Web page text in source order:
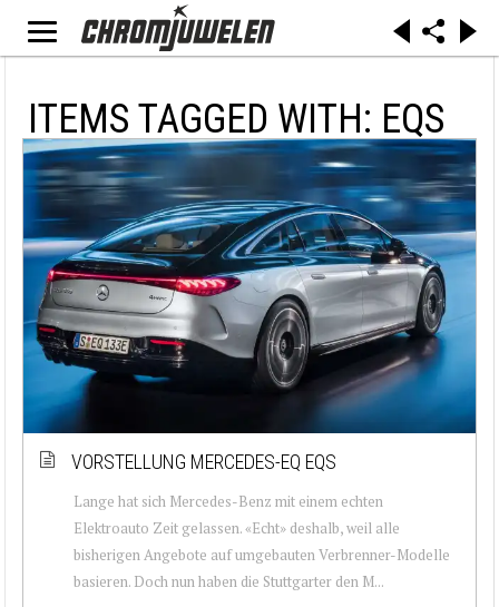
ITEMS TAGGED WITH: EQS
VORSTELLUNG MERCEDES-EQ EQS
Lange hat sich Mercedes-Benz mit einem echten
Elektroauto Zeit gelassen. «Echt» deshalb, weil alle
bisherigen Angebote auf umgebauten Verbrenner-Modelle
basieren. Doch nun haben die Stuttgarter den M...